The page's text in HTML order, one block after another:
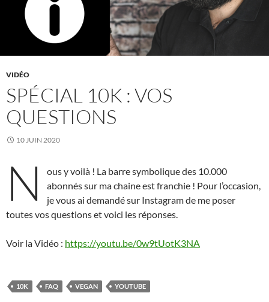
VIDÉO
SPÉCIAL 10K : VOS
QUESTIONS
10 JUIN 2020
N
ous y voilà ! La barre symbolique des 10.000
abonnés sur ma chaine est franchie ! Pour l’occasion,
je vous ai demandé sur Instagram de me poser
toutes vos questions et voici les réponses.
Voir la Vidéo : https://youtu.be/0w9tUotK3NA
10K FAQ VEGAN YOUTUBE